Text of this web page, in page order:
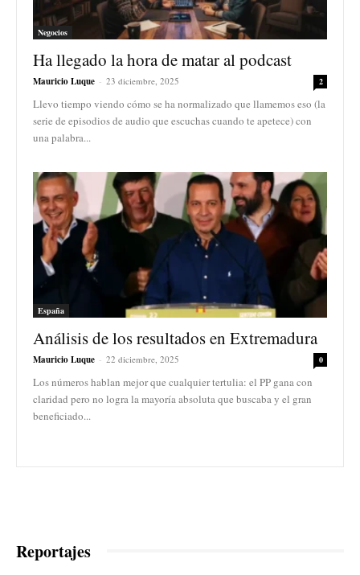
Negocios
Ha llegado la hora de matar al podcast
Mauricio Luque - 23 diciembre, 2025 2
Llevo tiempo viendo cómo se ha normalizado que llamemos eso (la
serie de episodios de audio que escuchas cuando te apetece) con
una palabra...
España
Análisis de los resultados en Extremadura
Mauricio Luque - 22 diciembre, 2025 0
Los números hablan mejor que cualquier tertulia: el PP gana con
claridad pero no logra la mayoría absoluta que buscaba y el gran
beneficiado...
Reportajes